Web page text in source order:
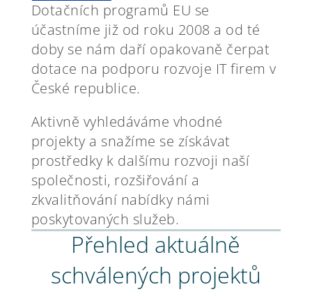
Dotačních programů EU se
účastníme již od roku 2008 a od té
doby se nám daří opakovaně čerpat
dotace na podporu rozvoje IT firem v
České republice.
Aktivně vyhledáváme vhodné
projekty a snažíme se získávat
prostředky k dalšímu rozvoji naší
společnosti, rozšiřování a
zkvalitňování nabídky námi
poskytovaných služeb.
Přehled aktuálně
schválených projektů